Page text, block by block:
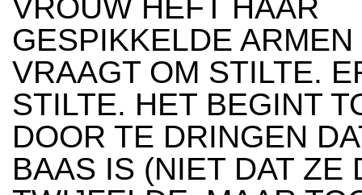
VROUW HEFT HAAR
GESPIKKELDE
VRAAGT OM STILTE.
STILTE. HET BEGINT
DOOR TE DRINGEN
BAAS IS (NIET DAT ZE